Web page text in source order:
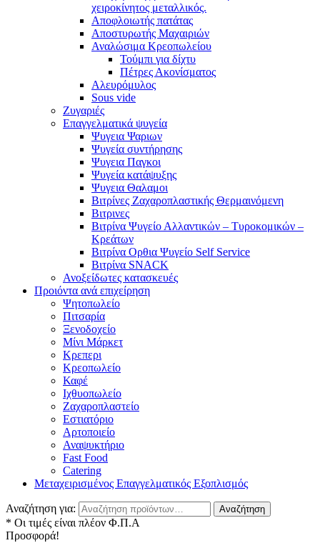
χειροκίνητος μεταλλικός.
Αποφλοιωτής πατάτας
Αποστυρωτής Μαχαιριών
Αναλώσιμα Κρεοπωλείου
Τούμπι για δίχτυ
Πέτρες Ακονίσματος
Αλευρόμυλος
Sous vide
Ζυγαριές
Επαγγελματικά ψυγεία
Ψυγεια Ψαριων
Ψυγεία συντήρησης
Ψυγεια Παγκοι
Ψυγεία κατάψυξης
Ψυγεια Θαλαμοι
Βιτρίνες Ζαχαροπλαστικής Θερμαινόμενη
Βιτρινες
Βιτρίνα Ψυγείο Αλλαντικών – Τυροκομικών –
Κρεάτων
Βιτρίνα Ορθια Ψυγείο Self Service
Βιτρίνα SNACK
Ανοξείδωτες κατασκευές
Προιόντα ανά επιχείρηση
Ψητοπωλείο
Πιτσαρία
Ξενοδοχείο
Μίνι Μάρκετ
Κρεπερι
Κρεοπωλείο
Καφέ
Ιχθυοπωλείο
Ζαχαροπλαστείο
Εστιατόριο
Αρτοποιείο
Αναψυκτήριο
Fast Food
Catering
Μεταχειρισμένος Επαγγελματικός Εξοπλισμός
Αναζήτηση για: Αναζήτηση
* Οι τιμές είναι πλέον Φ.Π.Α
Προσφορά!